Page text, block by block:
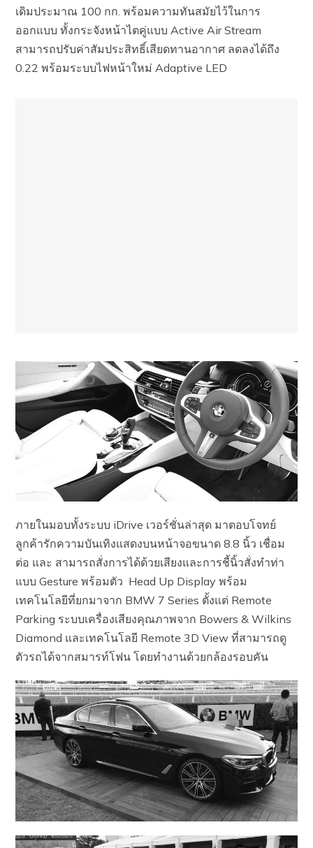
เดิมประมาณ 100 กก. พร้อมความทันสมัยไว้ในการ
ออกแบบ ทั้งกระจังหน้าไตคู่แบบ Active Air Stream
สามารถปรับค่าสัมประสิทธิ์เสียดทานอากาศ ลดลงได้ถึง
0.22 พร้อมระบบไฟหน้าใหม่ Adaptive LED
ภายในมอบทั้งระบบ iDrive เวอร์ชั่นล่าสุด มาตอบโจทย์
ลูกค้ารักความบันเทิงแสดงบนหน้าจอขนาด 8.8 นิ้ว เชื่อม
ต่อ และ สามารถสั่งการได้ด้วยเสียงและการชี้นิ้วสั่งทำท่า
แบบ Gesture พร้อมตัว Head Up Display พร้อม
เทคโนโลยีที่ยกมาจาก BMW 7 Series ตั้งแต่ Remote
Parking ระบบเครื่องเสียงคุณภาพจาก Bowers & Wilkins
Diamond และเทคโนโลยี Remote 3D View ที่สามารถดู
ตัวรถได้จากสมารท์โฟน โดยทำงานด้วยกล้องรอบคัน